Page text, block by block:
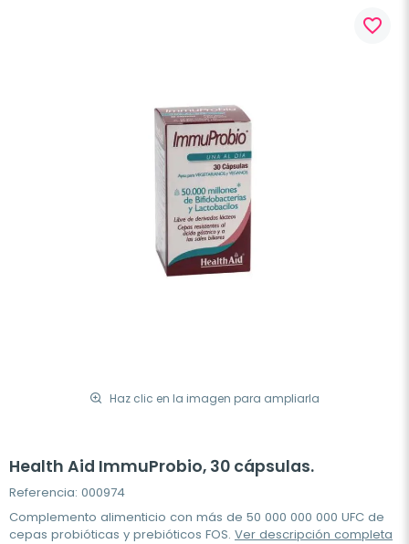
Haz clic en la imagen para ampliarla
favorite_border
Health Aid ImmuProbio, 30 cápsulas.
Referencia: 000974
Complemento alimenticio con más de 50 000 000 000 UFC de
cepas probióticas y prebióticos FOS. Ver descripción completa